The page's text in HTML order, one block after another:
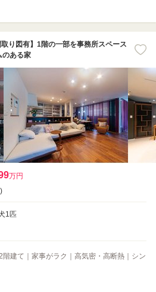
取り図有】1階の一部を事務所スペース
ある家
万円
)
1匹
階建て｜家事がラク｜高気密・高断熱｜シン